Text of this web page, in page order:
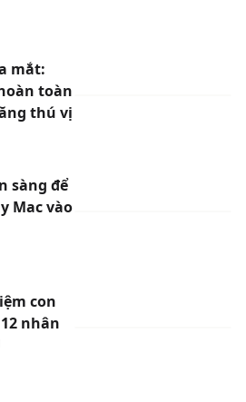
mắt:
toàn
thú vị
sàng để
Mac vào
con
nhân